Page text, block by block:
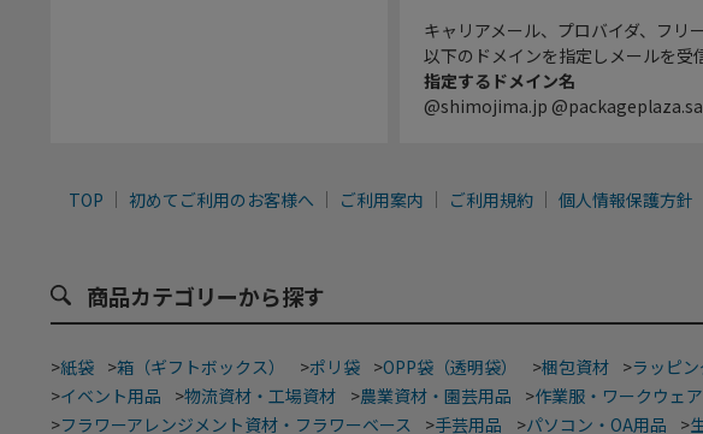
キャリアメール、プロバイダ、フリ
以下のドメインを指定しメールを受
指定するドメイン名
@shimojima.jp
TOP 初めてご利用のお客様へ ご利用案内 ご利用規約 個人情報保護方針
商品カテゴリーから探す
>紙袋 >箱（ギフトボックス） >ポリ袋 >OPP袋（透明袋） >梱包資材 >ラッピ
>イベント用品 >物流資材・工場資材 >農業資材・園芸用品 >作業服・ワークウェ
>フラワーアレンジメント資材・フラワーベース >手芸用品 >パソコン・OA用品 >